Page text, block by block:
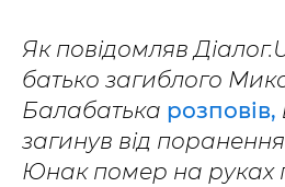
Як повідомляв
батько загиблого
Балабатька розповів,
загинув від
Юнак помер на руках